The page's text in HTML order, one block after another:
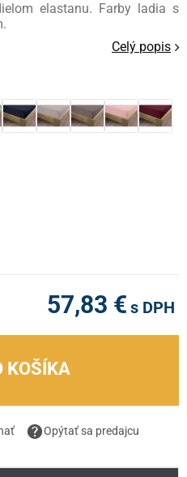
elastanu. Farby ladia s
Celý popis
57,83 € s DPH
KOŠÍKA
Opýtať sa predajcu